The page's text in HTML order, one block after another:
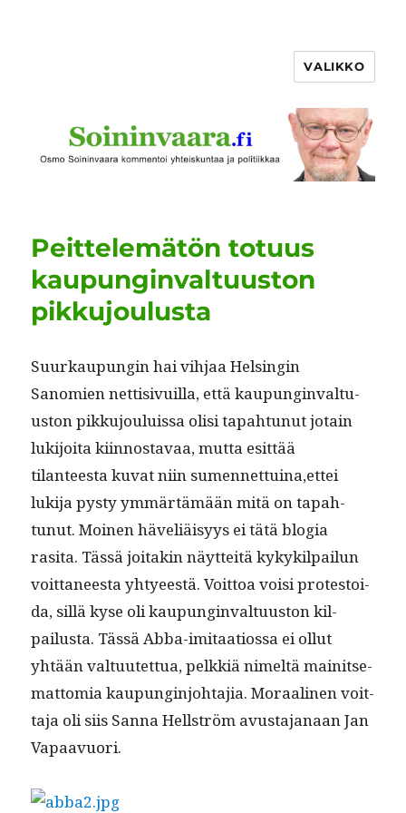
VALIKKO
Peittelemätön totuus
kaupunginvaltuuston
pikkujoulusta
Suurkaupun­gin hai vih­jaa Helsin­gin
Sanomien net­ti­sivuil­la, että kaupung­in­val­tu­
us­ton pikku­jouluis­sa olisi tapah­tunut jotain
luk­i­joi­ta kiin­nos­tavaa, mut­ta esit­tää
tilanteesta kuvat niin sumennettuina,ettei
luk­i­ja pysty ymmärtämään mitä on tapah­
tunut. Moinen häveliäisyys ei tätä blo­gia
rasita. Tässä joitakin näyt­teitä kykyk­il­pailun
voit­ta­neesta yhty­eestä. Voit­toa voisi protestoi­
da, sil­lä kyse oli kaupung­in­val­tu­us­ton kil­
pailus­ta. Tässä Abba-imi­taa­tios­sa ei ollut
yhtään val­tu­utet­tua, pelkkiä nimeltä mainit­se­
mat­to­mia kaupung­in­jo­hta­jia. Moraa­li­nen voit­
ta­ja oli siis San­na Hell­ström avus­ta­janaan Jan
Vapaavuori.